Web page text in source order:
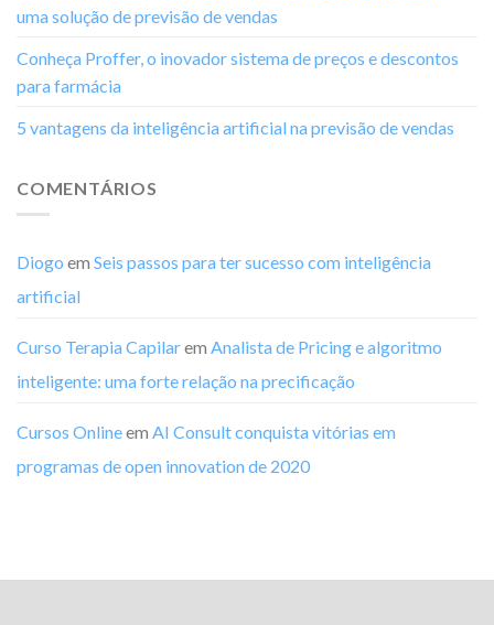
uma solução de previsão de vendas
Conheça Proffer, o inovador sistema de preços e descontos
para farmácia
5 vantagens da inteligência artificial na previsão de vendas
COMENTÁRIOS
Diogo em Seis passos para ter sucesso com inteligência
artificial
Curso Terapia Capilarem Analista de Pricing e algoritmo
inteligente: uma forte relação na precificação
Cursos Onlineem AI Consult conquista vitórias em
programas de open innovation de 2020